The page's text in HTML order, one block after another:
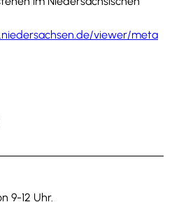
viewer/meta
9-12 Uhr.